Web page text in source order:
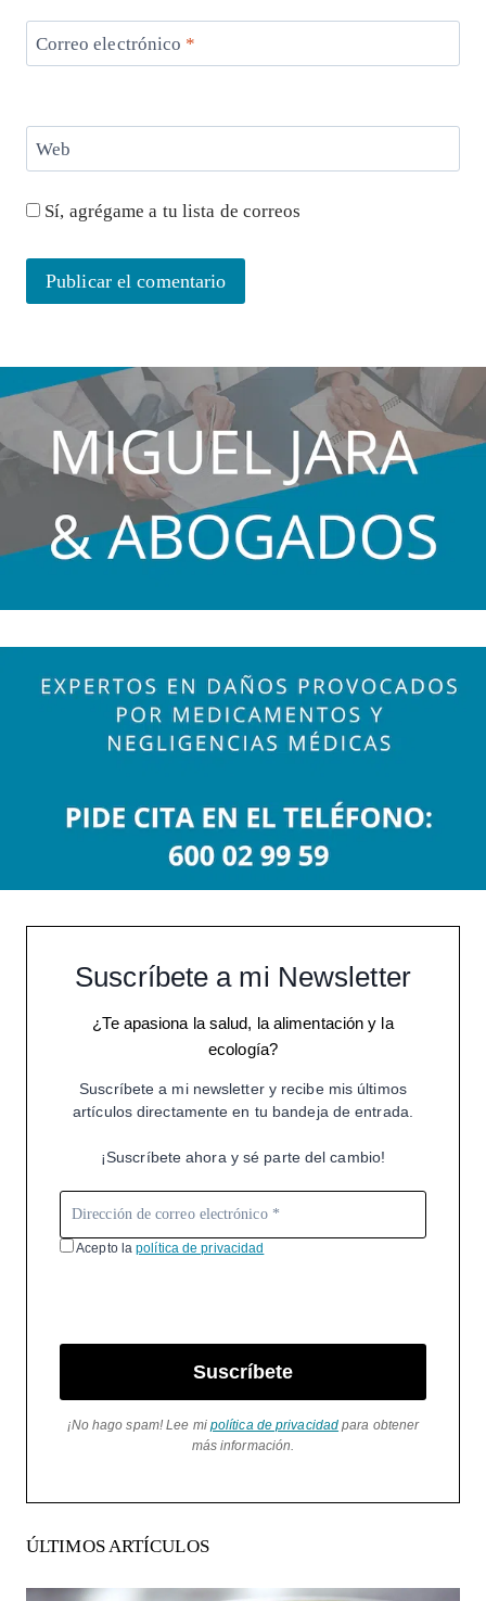
Correo electrónico *
Web
Sí, agrégame a tu lista de correos
Suscríbete a mi Newsletter
¿Te apasiona la salud, la alimentación y la
ecología?
Suscríbete a mi newsletter y recibe mis últimos
artículos directamente en tu bandeja de entrada.
¡Suscríbete ahora y sé parte del cambio!
Acepto lapolítica de privacidad
Suscríbete
¡No hago spam! Lee mi política de privacidad para obtener
más información.
ÚLTIMOS ARTÍCULOS